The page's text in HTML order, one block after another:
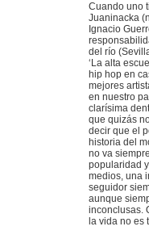
Cuando uno
Juaninacka
Ignacio
del río
‘La alta
hip hop en
mejores
en nuestro
clarísima
que quizás
decir que el
historia del
no va
popularidad
medios, una
seguidor
aunque
inconclusas.
la vida no es